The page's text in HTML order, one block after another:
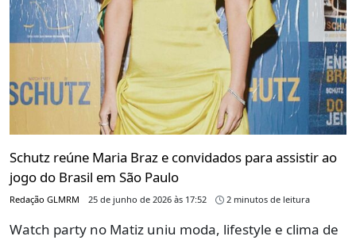
Schutz reúne Maria Braz e convidados para assistir ao
jogo do Brasil em São Paulo
Redação GLMRM 25 de junho de 2026 às 17:52 2 minutos de leitura
Watch party no Matiz uniu moda, lifestyle e clima de